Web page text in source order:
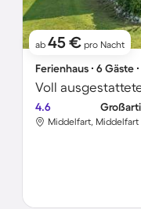
ab 45 € pro Nacht
Ferienhaus ∙ 6 Gäste
4.6
Middelfart, Middelfart